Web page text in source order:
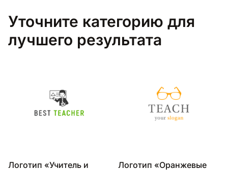
Уточните категорию для
лучшего результата
Логотип «Учитель и
Логотип «Оранжевые